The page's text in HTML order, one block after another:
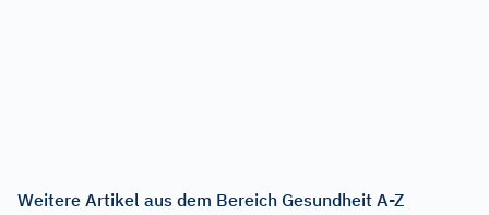
Weitere Artikel aus dem Bereich Gesundheit A-Z